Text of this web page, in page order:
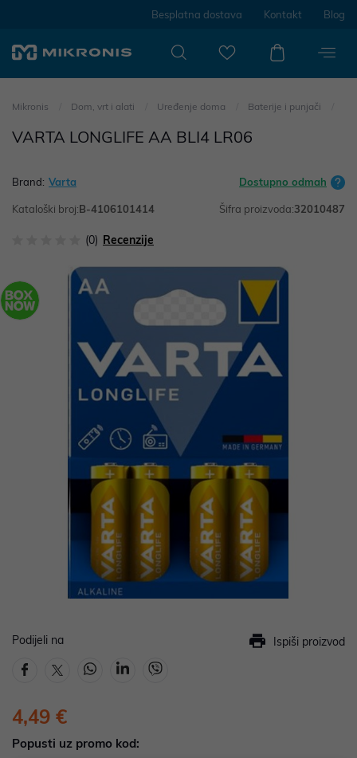
Besplatna dostava Kontakt Blog
Mikronis Dom, vrt i alati Uređenje doma Baterije i punjači
VARTA LONGLIFE AA BLI4 LR06
Brand: Varta Dostupno odmah
Kataloški broj:B-4106101414 Šifra proizvoda:32010487
(0) Recenzije
Podijeli na Ispiši proizvod
4,49 €
Popusti uz promo kod: